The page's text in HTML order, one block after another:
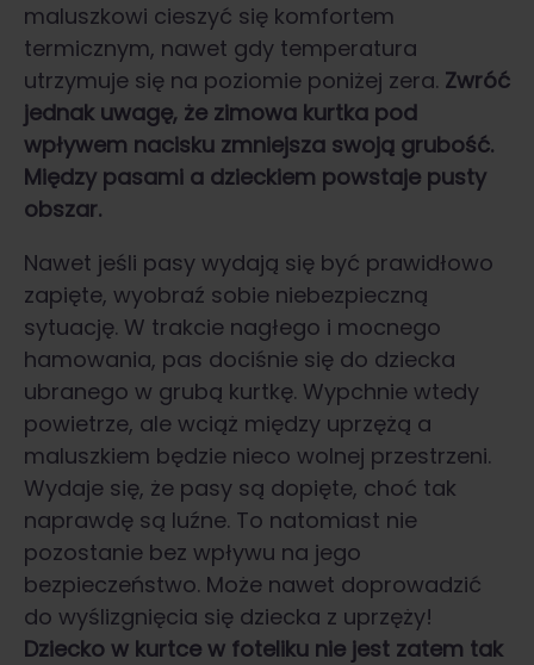
maluszkowi cieszyć się komfortem
termicznym, nawet gdy temperatura
utrzymuje się na poziomie poniżej zera. Zwróć
jednak uwagę, że zimowa kurtka pod
wpływem nacisku zmniejsza swoją grubość.
Między pasami a dzieckiem powstaje pusty
obszar.
Nawet jeśli pasy wydają się być prawidłowo
zapięte, wyobraź sobie niebezpieczną
sytuację. W trakcie nagłego i mocnego
hamowania, pas dociśnie się do dziecka
ubranego w grubą kurtkę. Wypchnie wtedy
powietrze, ale wciąż między uprzężą a
maluszkiem będzie nieco wolnej przestrzeni.
Wydaje się, że pasy są dopięte, choć tak
naprawdę są luźne. To natomiast nie
pozostanie bez wpływu na jego
bezpieczeństwo. Może nawet doprowadzić
do wyślizgnięcia się dziecka z uprzęży!
Dziecko w kurtce w foteliku nie jest zatem tak